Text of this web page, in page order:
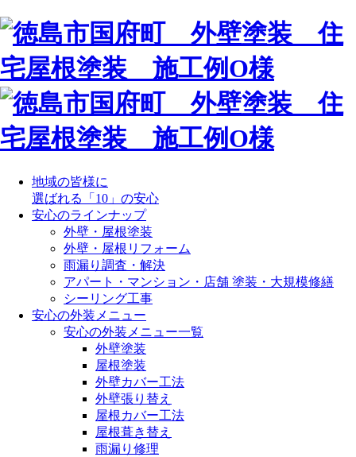
地域の皆様に
選ばれる「10」の安心
安心のラインナップ
外壁・屋根塗装
外壁・屋根リフォーム
雨漏り調査・解決
アパート・マンション・店舗 塗装・大規模修繕
シーリング工事
安心の外装メニュー
安心の外装メニュー一覧
外壁塗装
屋根塗装
外壁カバー工法
外壁張り替え
屋根カバー工法
屋根葺き替え
雨漏り修理